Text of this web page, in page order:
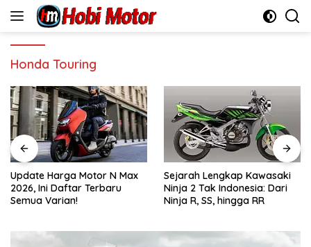
Honda Touring
Update Harga Motor N Max
2026, Ini Daftar Terbaru
Semua Varian!
Sejarah Lengkap Kawasaki
Ninja 2 Tak Indonesia: Dari
Ninja R, SS, hingga RR